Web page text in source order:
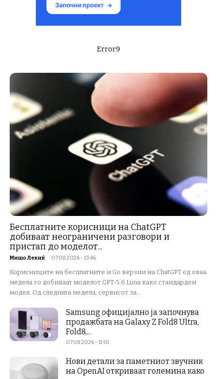
Error9
Бесплатните корисници на ChatGPT
добиваат неограничени разговори и
пристап до моделот...
Мишо Лекиќ - 07.08.2026 - 13:46
Корисниците на бесплатните и Go верзии на ChatGPT од оваа
недела го добиваат моделот GPT-5.6 Luna како стандарден
модел. Од следната недела, сервисот за...
Samsung официјално ја започнува
продажбата на Galaxy Z Fold8 Ultra,
Fold8,...
07.08.2026 - 11:50
Нови детали за паметниот звучник
на OpenAI откриваат големина како